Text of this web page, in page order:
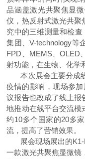
品涵盖激光共聚焦显
仪，热反射式激光共聚
究中的三维测量和检查
集团、V-technology等
FPD
MEMS、OLED
射功能，在生物、化学
本次展会主要分成
疫情的影响，现场参
议报告也改成了线上报
地推动在线平台交流模
约10多个国家的20多
流，提高了营销效果。
展会现场展出的
一款激光共聚焦显微镜